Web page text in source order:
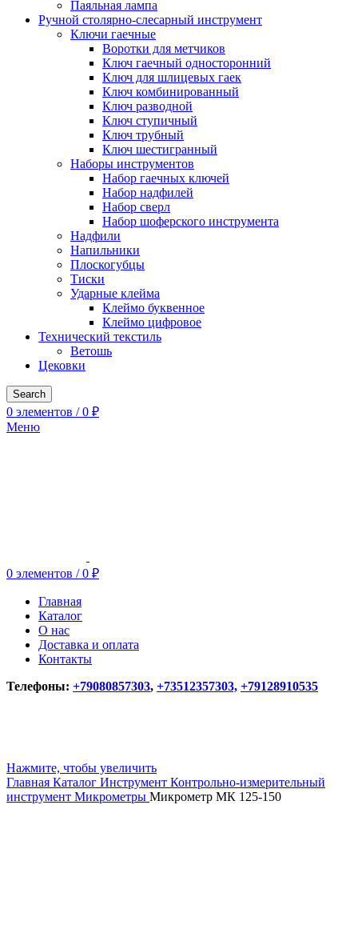
Паяльная лампа
Ручной столярно-слесарный инструмент
Ключи гаечные
Воротки для метчиков
Ключ гаечный односторонний
Ключ для шлицевых гаек
Ключ комбинированный
Ключ разводной
Ключ ступичный
Ключ трубный
Ключ шестигранный
Наборы инструментов
Набор гаечных ключей
Набор надфилей
Набор сверл
Набор шоферского инструмента
Надфили
Напильники
Плоскогубцы
Тиски
Ударные клейма
Клеймо буквенное
Клеймо цифровое
Технический текстиль
Ветошь
Цековки
Search
0 элементов / 0 ₽
Меню
0 элементов / 0 ₽
Главная
Каталог
О нас
Доставка и оплата
Контакты
Телефоны: +79080857303, +73512357303, +79128910535
Нажмите, чтобы увеличить
Главная Каталог Инструмент Контрольно-измерительный
инструмент Микрометры Микрометр МК 125-150